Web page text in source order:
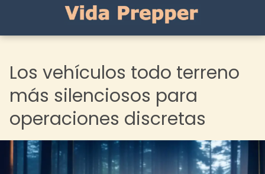
Los vehículos todo terreno
más silenciosos para
operaciones discretas